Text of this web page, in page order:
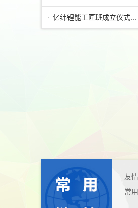
订单班...
亿纬锂能工匠班成立仪式...
友
常